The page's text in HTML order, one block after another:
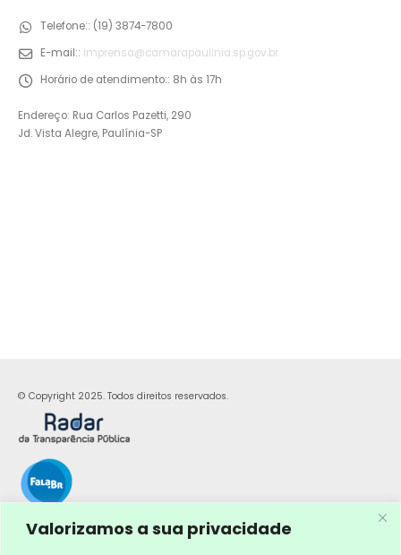
Valorizamos a sua privacidade
Telefone:: (19) 3874-7800
E-mail:: imprensa@camarapaulinia.sp.gov.br
Horário de atendimento:: 8h às 17h
Endereço: Rua Carlos Pazetti, 290
Jd. Vista Alegre, Paulínia-SP
© Copyright 2025. Todos direitos reservados.